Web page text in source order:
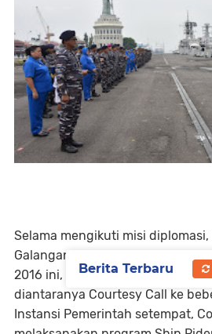
Selama mengikuti misi
Galangan Kapal Freire Shipyard
2016 ini, telah melaksanakan
diantaranya Courtesy Call ke
Instansi Pemerintah setempat,
Berita Terbaru